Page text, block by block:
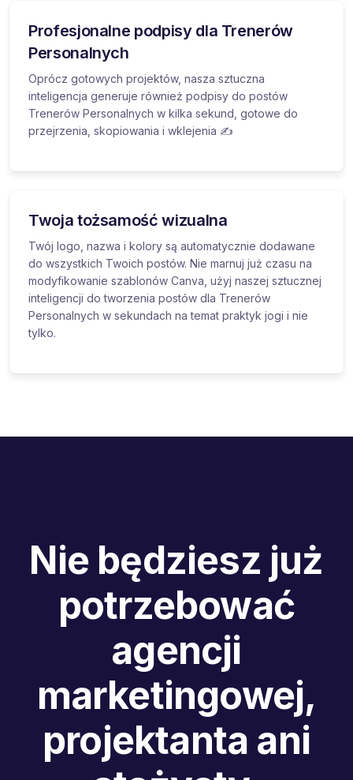
Profesjonalne podpisy dla Trenerów
Personalnych
Oprócz gotowych projektów, nasza sztuczna
inteligencja generuje również podpisy do postów
Trenerów Personalnych w kilka sekund, gotowe do
przejrzenia, skopiowania i wklejenia ✍️
Twoja tożsamość wizualna
Twój logo, nazwa i kolory są automatycznie dodawane
do wszystkich Twoich postów. Nie marnuj już czasu na
modyfikowanie szablonów Canva, użyj naszej sztucznej
inteligencji do tworzenia postów dla Trenerów
Personalnych w sekundach na temat praktyk jogi i nie
tylko.
Nie będziesz już
potrzebować
agencji
marketingowej,
projektanta ani